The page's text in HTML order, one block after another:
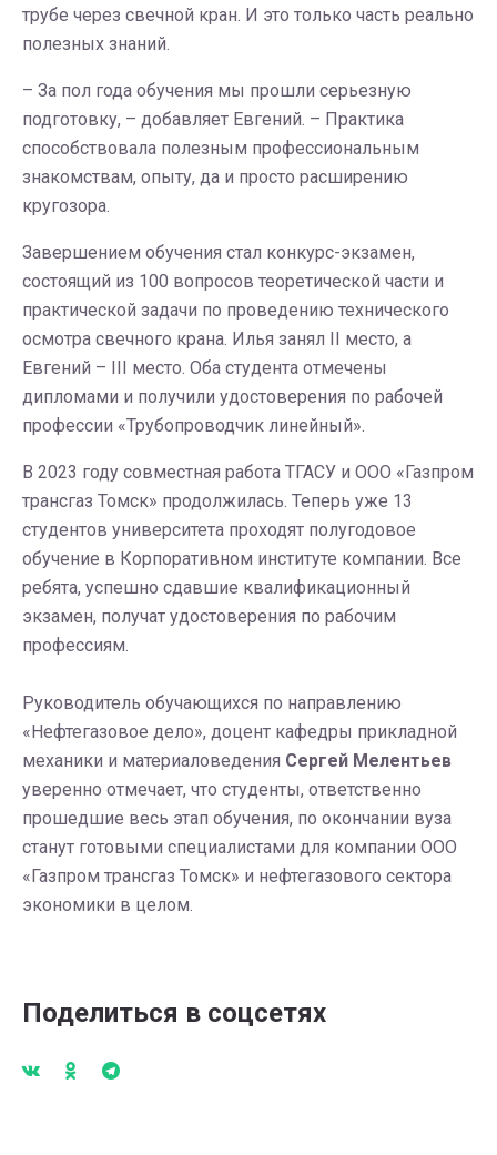
трубе через свечной кран. И это только часть реально
полезных знаний.
– За пол года обучения мы прошли серьезную
подготовку, – добавляет Евгений. – Практика
способствовала полезным профессиональным
знакомствам, опыту, да и просто расширению
кругозора.
Завершением обучения стал конкурс-экзамен,
состоящий из 100 вопросов теоретической части и
практической задачи по проведению технического
осмотра свечного крана. Илья занял II место, а
Евгений – III место. Оба студента отмечены
дипломами и получили удостоверения по рабочей
профессии «Трубопроводчик линейный».
В 2023 году совместная работа ТГАСУ и ООО «Газпром
трансгаз Томск» продолжилась. Теперь уже 13
студентов университета проходят полугодовое
обучение в Корпоративном институте компании. Все
ребята, успешно сдавшие квалификационный
экзамен, получат удостоверения по рабочим
профессиям.
Руководитель обучающихся по направлению
«Нефтегазовое дело», доцент кафедры прикладной
механики и материаловедения Сергей Мелентьев
уверенно отмечает, что студенты, ответственно
прошедшие весь этап обучения, по окончании вуза
станут готовыми специалистами для компании ООО
«Газпром трансгаз Томск» и нефтегазового сектора
экономики в целом.
Поделиться в соцсетях